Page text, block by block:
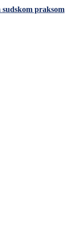
praksom